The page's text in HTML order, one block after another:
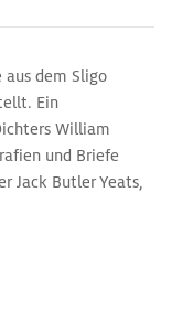
aus dem Sligo
Ein
William
und Briefe
Jack Butler Yeats,
von Legenden